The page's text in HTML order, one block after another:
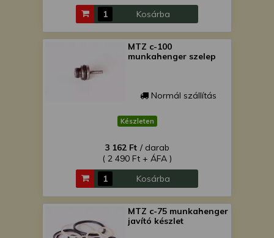
Kosárba
MTZ c-100
munkahenger szelep
Normál szállítás
Készleten
3 162 Ft / darab
( 2 490 Ft + ÁFA )
Kosárba
MTZ c-75 munkahenger
javító készlet